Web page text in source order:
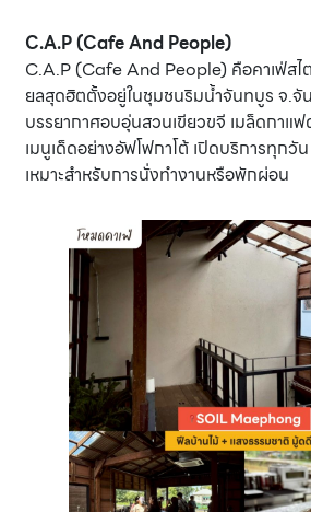
C.A.P (Cafe And People)
C.A.P (Cafe And People) คือคาเฟ่ส
ยลสุดฮิตตั้งอยู่ในชุมชนริมน้ำจันทบูร จ.จั
บรรยากาศอบอุ่นสวนเขียวขจี เมล็ดกาแ
เมนูเด็ดอย่างอัฟโฟกาโต้ เปิดบริการทุก
เหมาะสำหรับการนั่งทำงานหรือพักผ่อน